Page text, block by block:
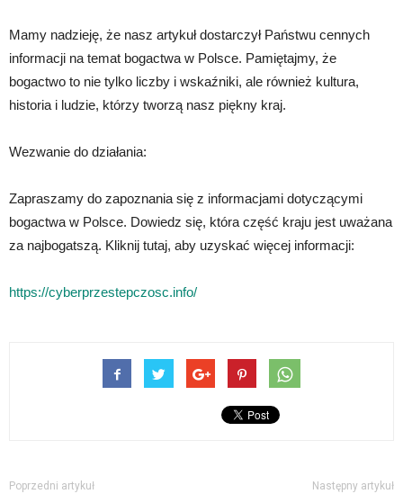
Mamy nadzieję, że nasz artykuł dostarczył Państwu cennych
informacji na temat bogactwa w Polsce. Pamiętajmy, że
bogactwo to nie tylko liczby i wskaźniki, ale również kultura,
historia i ludzie, którzy tworzą nasz piękny kraj.
Wezwanie do działania:
Zapraszamy do zapoznania się z informacjami dotyczącymi
bogactwa w Polsce. Dowiedz się, która część kraju jest uważana
za najbogatszą. Kliknij tutaj, aby uzyskać więcej informacji:
https://cyberprzestepczosc.info/
Poprzedni artykuł Następny artykuł